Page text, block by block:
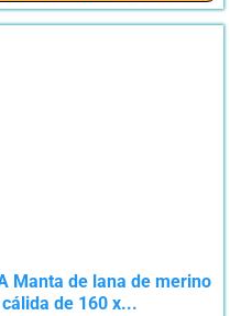
Manta de lana de merino
cálida de 160 x...